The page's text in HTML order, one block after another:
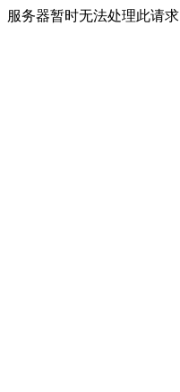
服务器暂时无法处理此请求